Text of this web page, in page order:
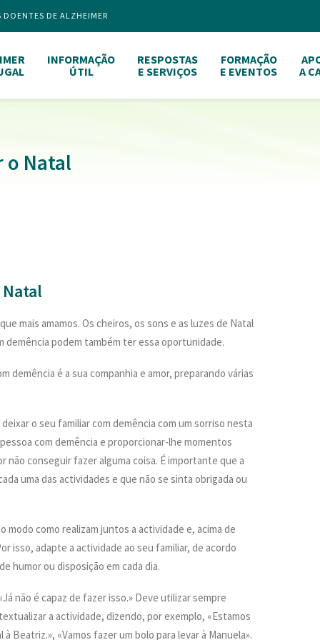
DE ALZHEIMER
INFORMAÇÃO
ÚTIL
RESPOSTAS
E SERVIÇOS
FORMAÇÃO
E EVENTOS
A
o Natal
mais amamos. Os cheiros, os sons e as luzes de Natal
demência podem também ter essa oportunidade.
demência é a sua companhia e amor, preparando várias
o seu familiar com demência com um sorriso nesta
com demência e proporcionar-lhe momentos
conseguir fazer alguma coisa. É importante que a
uma das actividades e que não se sinta obrigada ou
como realizam juntos a actividade e, acima de
isso, adapte a actividade ao seu familiar, de acordo
humor ou disposição em cada dia.
não é capaz de fazer isso.» Deve utilizar sempre
a actividade, dizendo, por exemplo, «Estamos
«Vamos fazer um bolo para levar à Manuela».